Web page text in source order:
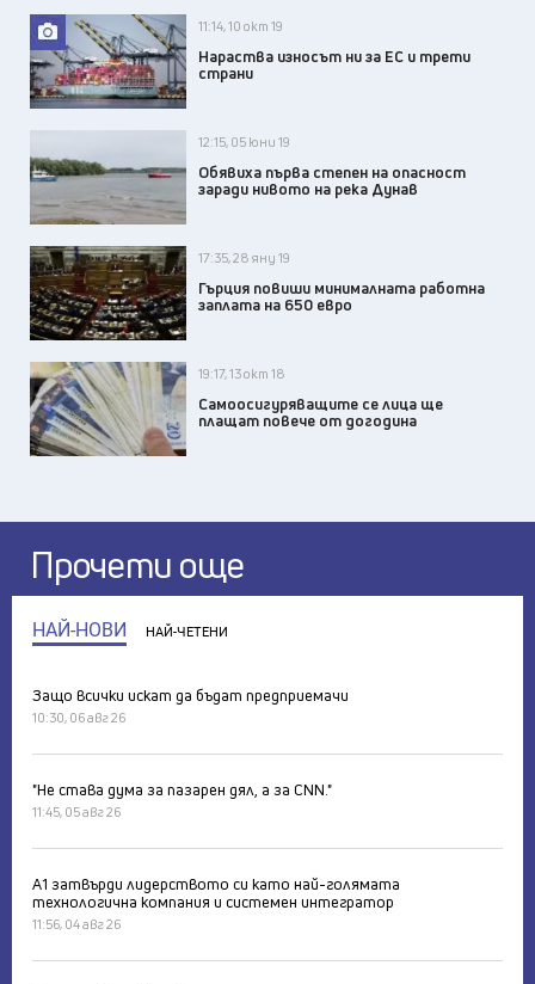
11:14, 10 окт 19
Нараства износът ни за ЕС и трети
страни
12:15, 05 юни 19
Обявиха първа степен на опасност
заради нивото на река Дунав
17:35, 28 яну 19
Гърция повиши минималната работна
заплата на 650 евро
19:17, 13 окт 18
Самоосигуряващите се лица ще
плащат повече от догодина
Прочети още
НАЙ-НОВИ НАЙ-ЧЕТЕНИ
Защо всички искат да бъдат предприемачи
10:30, 06 авг 26
"Не става дума за пазарен дял, а за CNN."
11:45, 05 авг 26
А1 затвърди лидерството си като най-голямата
технологична компания и системен интегратор
11:56, 04 авг 26